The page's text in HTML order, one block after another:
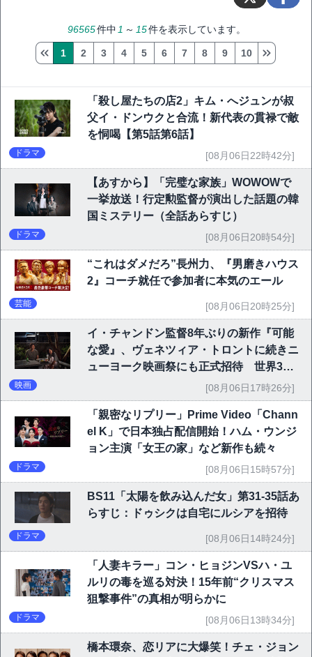
96565件中 1 ～ 15件を表示しています。
1 2 3 4 5 6 7 8 9 10
「殺し屋たちの店2」キム・へジュンが叔
父イ・ドンウクと合流！新代表の貫禄で敵
を恫喝【第5話第6話】
ドラマ [08月06日22時42分]
【あすから】「完璧な家族」WOWOWで
一挙放送！行定勲監督が演出した話題の韓
国ミステリー（全話あらすじ）
ドラマ [08月06日20時54分]
“これはダメだろ”長州力、『男磨きハウス
2』コーチ就任で参加者に本気のエール
芸能 [08月06日20時25分]
イ・チャンドン監督8年ぶりの新作『可能
な愛』、ヴェネツィア・トロントに続きニ
ューヨーク映画祭にも正式招待 世界3大
映画祭で快挙｜Netflix映画
映画 [08月06日17時26分]
「親密なリプリー」Prime Video「Chann
el K」で日本独占配信開始！ハム・ウンジ
ョン主演「女王の家」など新作も続々
ドラマ [08月06日15時57分]
BS11「太陽を飲み込んだ女」第31-35話あ
らすじ：ドゥシクは自宅にルシアを招待
ドラマ [08月06日14時24分]
「人妻キラー」コン・ヒョジンVSハ・ユ
ルリの毒を巡る対決！15年前“クリスマス
狙撃事件”の真相が明らかに
ドラマ [08月06日13時34分]
橋本環奈、恋リアに大爆笑！チェ・ジョン